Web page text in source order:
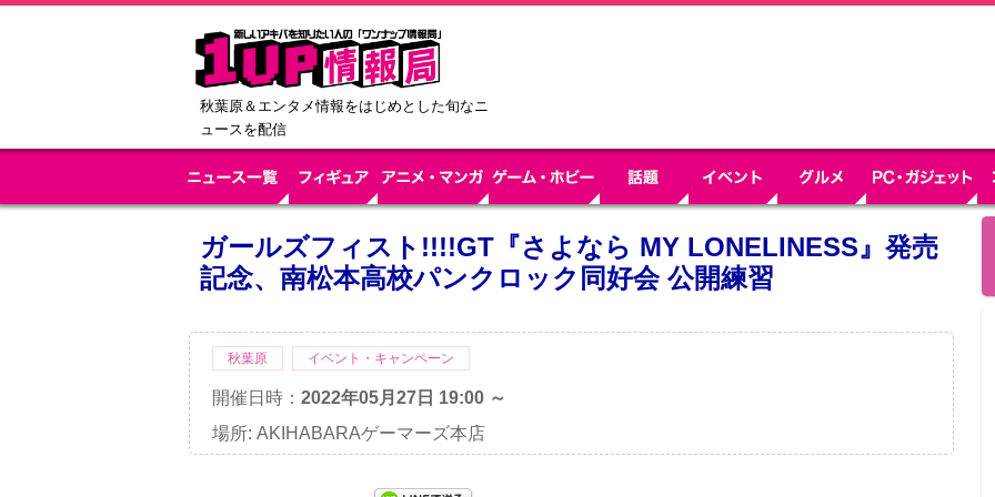
秋葉原＆エンタメ情報をはじめとした旬なニ
ュースを配信
ガールズフィスト!!!!GT『さよなら MY LONELINESS』発売
記念、南松本高校パンクロック同好会 公開練習
秋葉原 イベント・キャンペーン
開催日時： 2022年05月27日 19:00 ～
場所: AKIHABARAゲーマーズ本店